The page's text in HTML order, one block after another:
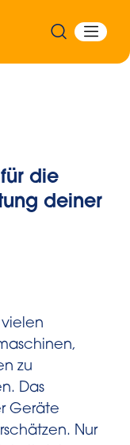
die
deiner
zu
Das
Geräte
Nur